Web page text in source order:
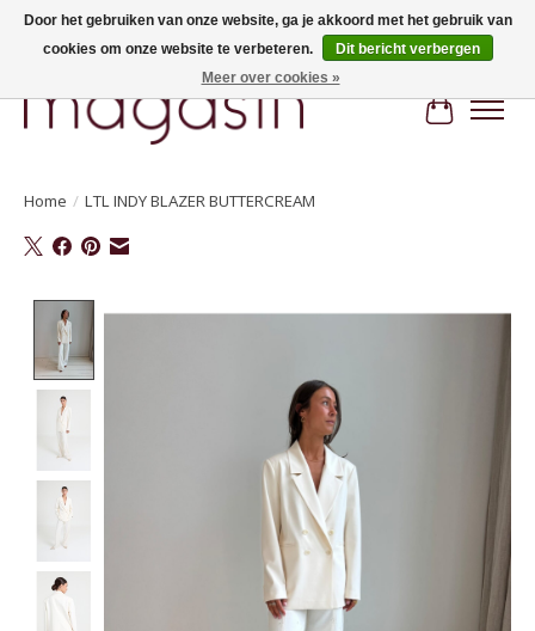
Hi, nice to meet you! Welcome to MAGASIN. Gratis verzending vanaf €100
Home / LTL INDY BLAZER BUTTERCREAM
Product image slideshow Items
Door het gebruiken van onze website, ga je akkoord met het gebruik van
cookies om onze website te verbeteren.
Dit bericht verbergen
Meer over cookies »